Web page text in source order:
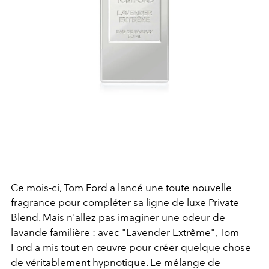
Ce mois-ci, Tom Ford a lancé une toute nouvelle
fragrance pour compléter sa ligne de luxe Private
Blend. Mais n'allez pas imaginer une odeur de
lavande familière : avec "Lavender Extrême", Tom
Ford a mis tout en œuvre pour créer quelque chose
de véritablement hypnotique. Le mélange de